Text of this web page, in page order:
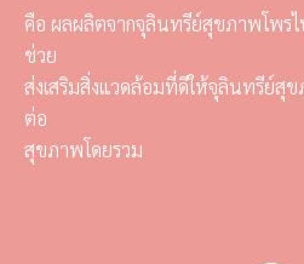
คือ ผลผลิตจากจุลินทรีย์สุขภาพโพร
ช่วย
ส่งเสริมสิ่งแวดล้อมที่ดีให้จุลินทรีย์สุ
ต่อ
สุขภาพโดยรวม